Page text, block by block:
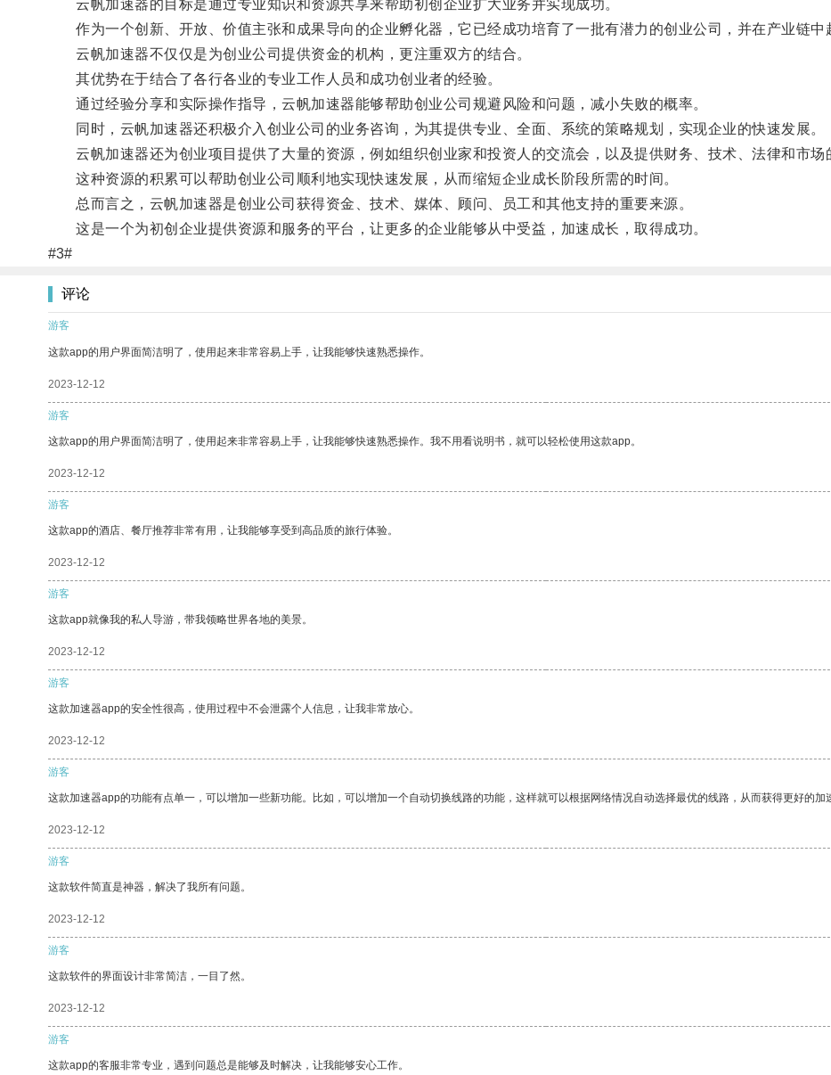
云帆加速器的目标是通过专业知识和资源共享来帮助初创企业扩大业务并实现成功。
作为一个创新、开放、价值主张和成果导向的企业孵化器，它已经成功培育了一批有潜力的创业公司，并在产业链中
云帆加速器不仅仅是为创业公司提供资金的机构，更注重双方的结合。
其优势在于结合了各行各业的专业工作人员和成功创业者的经验。
通过经验分享和实际操作指导，云帆加速器能够帮助创业公司规避风险和问题，减小失败的概率。
同时，云帆加速器还积极介入创业公司的业务咨询，为其提供专业、全面、系统的策略规划，实现企业的快速发展。
云帆加速器还为创业项目提供了大量的资源，例如组织创业家和投资人的交流会，以及提供财务、技术、法律和市场
这种资源的积累可以帮助创业公司顺利地实现快速发展，从而缩短企业成长阶段所需的时间。
总而言之，云帆加速器是创业公司获得资金、技术、媒体、顾问、员工和其他支持的重要来源。
这是一个为初创企业提供资源和服务的平台，让更多的企业能够从中受益，加速成长，取得成功。
#3#
评论
游客
这款app的用户界面简洁明了，使用起来非常容易上手，让我能够快速熟悉操作。
2023-12-12
游客
这款app的用户界面简洁明了，使用起来非常容易上手，让我能够快速熟悉操作。我不用看说明书，就可以轻松使用这款app。
2023-12-12
游客
这款app的酒店、餐厅推荐非常有用，让我能够享受到高品质的旅行体验。
2023-12-12
游客
这款app就像我的私人导游，带我领略世界各地的美景。
2023-12-12
游客
这款加速器app的安全性很高，使用过程中不会泄露个人信息，让我非常放心。
2023-12-12
游客
这款加速器app的功能有点单一，可以增加一些新功能。比如，可以增加一个自动切换线路的功能，这样就可以根据网络情况自动选择最优的线路，从而获得更好的加
2023-12-12
游客
这款软件简直是神器，解决了我所有问题。
2023-12-12
游客
这款软件的界面设计非常简洁，一目了然。
2023-12-12
游客
这款app的客服非常专业，遇到问题总是能够及时解决，让我能够安心工作。